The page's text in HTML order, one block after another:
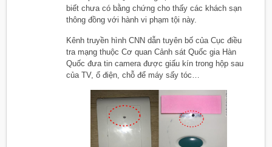
biết chưa có bằng chứng cho thấy các khách sạn
thông đồng với hành vi phạm tội này.
Kênh truyền hình CNN dẫn tuyên bố của Cục điều
tra mạng thuộc Cơ quan Cảnh sát Quốc gia Hàn
Quốc đưa tin camera được giấu kín trong hộp sau
của TV, ổ điện, chỗ để máy sấy tóc…